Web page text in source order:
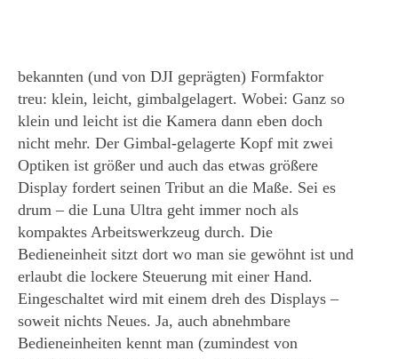
bekannten (und von DJI geprägten) Formfaktor
treu: klein, leicht, gimbalgelagert. Wobei: Ganz so
klein und leicht ist die Kamera dann eben doch
nicht mehr. Der Gimbal-gelagerte Kopf mit zwei
Optiken ist größer und auch das etwas größere
Display fordert seinen Tribut an die Maße. Sei es
drum – die Luna Ultra geht immer noch als
kompaktes Arbeitswerkzeug durch. Die
Bedieneinheit sitzt dort wo man sie gewöhnt ist und
erlaubt die lockere Steuerung mit einer Hand.
Eingeschaltet wird mit einem dreh des Displays –
soweit nichts Neues. Ja, auch abnehmbare
Bedieneinheiten kennt man (zumindest von